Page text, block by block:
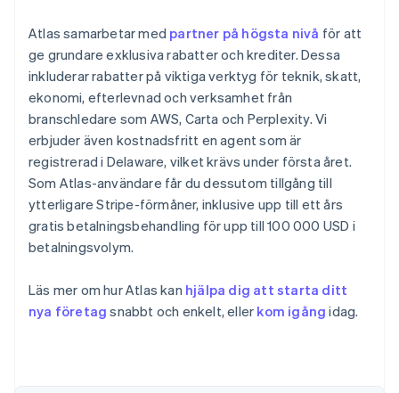
Atlas samarbetar med partner på högsta nivå för att
ge grundare exklusiva rabatter och krediter. Dessa
inkluderar rabatter på viktiga verktyg för teknik, skatt,
ekonomi, efterlevnad och verksamhet från
branschledare som AWS, Carta och Perplexity. Vi
erbjuder även kostnadsfritt en agent som är
registrerad i Delaware, vilket krävs under första året.
Som Atlas-användare får du dessutom tillgång till
ytterligare Stripe-förmåner, inklusive upp till ett års
gratis betalningsbehandling för upp till 100 000 USD i
betalningsvolym.
Läs mer om hur Atlas kan hjälpa dig att starta ditt
nya företag snabbt och enkelt, eller kom igång idag.
Australien
English
PortuguêsEnglish